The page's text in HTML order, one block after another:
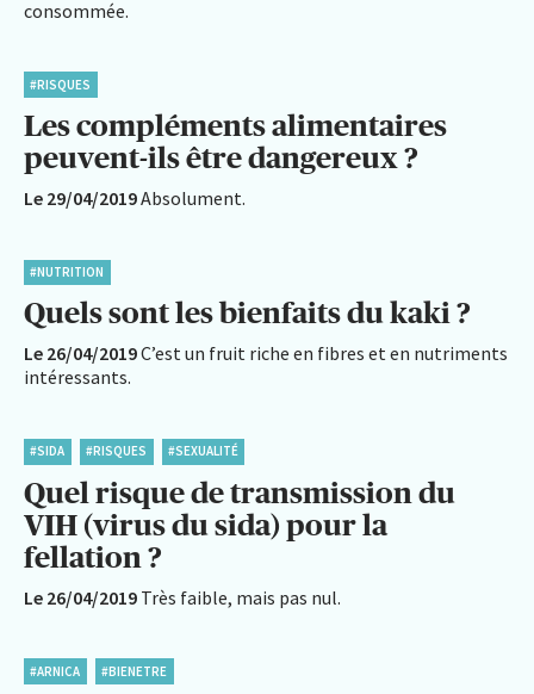
consommée.
#RISQUES
Les compléments alimentaires
peuvent-ils être dangereux ?
Le 29/04/2019Absolument.
#NUTRITION
Quels sont les bienfaits du kaki ?
Le 26/04/2019C’est un fruit riche en fibres et en nutriments
intéressants.
#SIDA #RISQUES #SEXUALITÉ
Quel risque de transmission du
VIH (virus du sida) pour la
fellation ?
Le 26/04/2019 Très faible, mais pas nul.
#ARNICA #BIENETRE